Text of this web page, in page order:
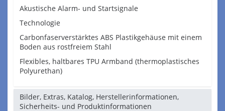
Akustische Alarm- und Startsignale
Technologie
Carbonfaserverstärktes ABS Plastikgehäuse mit einem
Boden aus rostfreiem Stahl
Flexibles, haltbares TPU Armband (thermoplastisches
Polyurethan)
Bilder, Extras, Katalog, Herstellerinformationen,
Sicherheits- und Produktinformationen